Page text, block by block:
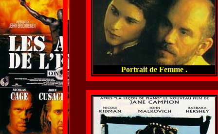
Portrait de Femme .